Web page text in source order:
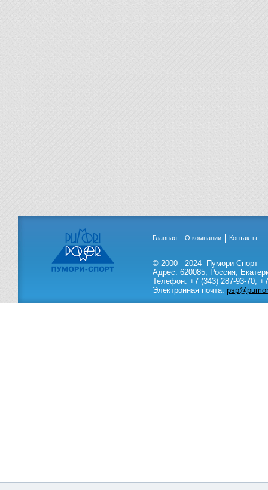
Главная О компании Контакты
© 2000 - 2024
Пумори-Спорт
Адрес: 620085, Россия,
Телефон: +7 (343) 287-93-70,
Электронная почта: